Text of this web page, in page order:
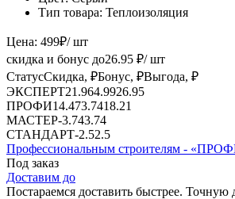
Тип товара: Теплоизоляция
Цена: 499₽/ шт
скидка и бонус до26.95 ₽/ шт
СтатусСкидка, ₽Бонус, ₽Выгода, ₽
ЭКСПЕРТ21.964.9926.95
ПРОФИ14.473.7418.21
МАСТЕР-3.743.74
СТАНДАРТ-2.52.5
Профессиональным строителям -
Под заказ
Доставим до
Постараемся доставить быстрее. Точную